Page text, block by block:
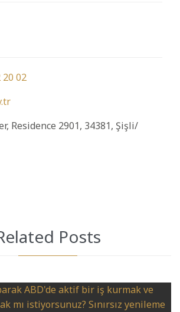
20 02
Residence 2901, 34381, Şişli/
Posts